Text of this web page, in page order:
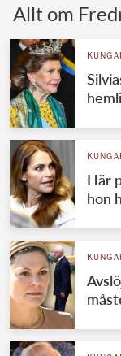
Allt om
Här
hon